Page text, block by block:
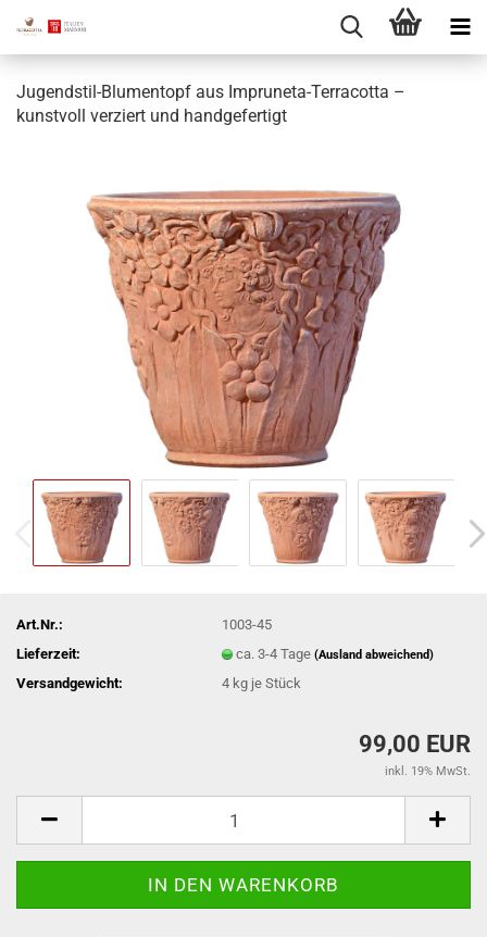
Jugendstil-Blumentopf aus Impruneta-Terracotta –
kunstvoll verziert und handgefertigt
Art.Nr.:
1003-45
Lieferzeit:
ca. 3-4 Tage(Ausland abweichend)
Versandgewicht: 4 kg je Stück
99,00 EUR
inkl. 19% MwSt.